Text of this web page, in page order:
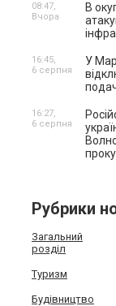
В
08:47,
Вчора
У
16:45,
6 серпня
16:27,
6 серпня
Рубрики
Загальний
розділ
Туризм
Будівництво